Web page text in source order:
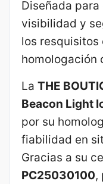
Diseñada
visibilidad y
los
homologación
La THE
Beacon Light
por su
fiabilidad en
Gracias a su
PC25030100,